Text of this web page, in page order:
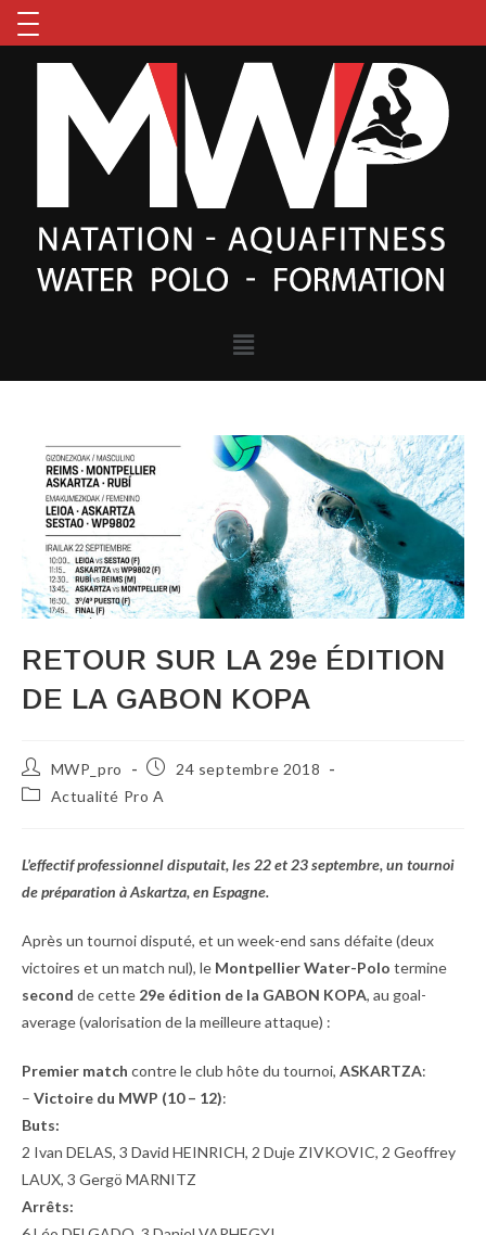
RETOUR SUR LA 29e ÉDITION
DE LA GABON KOPA
MWP_pro
24 septembre 2018
Actualité Pro A
L’effectif professionnel disputait, les 22 et 23 septembre, un tournoi
de préparation à Askartza, en Espagne.
Après un tournoi disputé, et un week-end sans défaite (deux
victoires et un match nul), le Montpellier Water-Polo termine
second de cette 29e édition de la GABON KOPA, au goal-
average (valorisation de la meilleure attaque) :
Premier match contre le club hôte du tournoi, ASKARTZA:
– Victoire du MWP (10 – 12):
Buts:
2 Ivan DELAS, 3 David HEINRICH, 2 Duje ZIVKOVIC, 2 Geoffrey
LAUX, 3 Gergö MARNITZ
Arrêts: